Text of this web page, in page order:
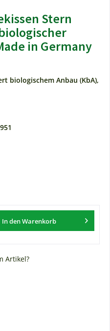
Stern
in Germany
biologischem Anbau (KbA),
In denWarenkorb
Artikel?